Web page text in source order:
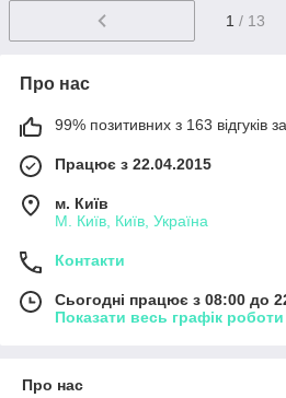
1 / 13
Про нас
99% позитивних з 163 відгуків
Працює з 22.04.2015
м. Київ
М. Київ, Київ, Україна
Контакти
Сьогодні працює з 08:00 до
Показати весь графік роботи
Про нас